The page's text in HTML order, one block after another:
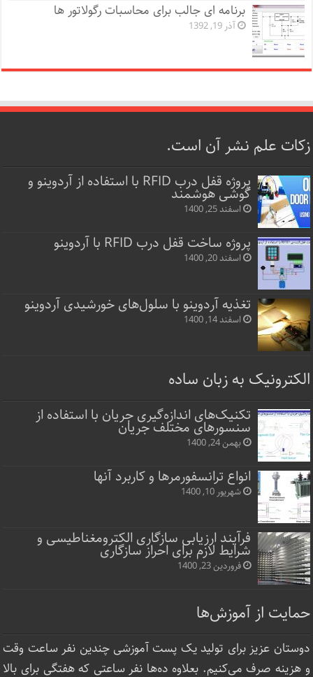
برنامه ای جالب برای محاسبات رگولاتور ها
آذر 19, 1392
زکات علم نشر آن است.
پروژه قفل‌ درب RFID با استفاده از آردوینو و
گوشی هوشمند
اسفند 25, 1400
پروژه ساخت قفل‌ درب RFID با آردوینو
اسفند 20, 1400
تغذیه آردوینو با سلول‌های خورشیدی آردوینو
اسفند 14, 1400
الکترونیک به زبان ساده
تکنیک‌های اندازه‌گیری جریان با استفاده از
سنسورهای مختلف جریان
بهمن 24, 1400
انواع ترانسفورمرها و کاربرد آنها
شهریور 10, 1400
فرآیند ارزیابی سازگاری الکترومغناطیسی و
شرایط لازم برای احراز سازگاری
فروردین 23, 1400
حمایت از آموزش‌ها
دوستان عزیز برای تولید یک پست آموزشی چندین نفر ساعت‌ وقت
و هزینه صرف می‌کنیم. بعلاوه ده‌ها نفر ساعتی که هفتگی برای بالا